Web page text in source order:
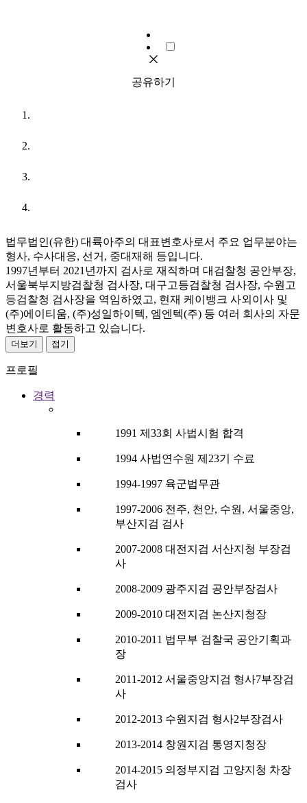
공유하기
법무법인(유한) 대륙아주의 대표변호사로서 주요 업무분야는
형사, 수사대응, 선거, 중대재해 등입니다.
1997년부터 2021년까지 검사로 재직하며 대검찰청 공안부장,
서울북부지방검찰청 검사장, 대구고등검찰청 검사장, 수원고
등검찰청 검사장을 역임하였고, 현재 케이뱅크 사외이사 및
(주)에이티움, (주)성일하이텍, 엠엔텍(주) 등 여러 회사의 자문
변호사로 활동하고 있습니다.
더보기 접기
프로필
경력
1991 제33회 사법시험 합격
1994 사법연수원 제23기 수료
1994-1997 육군법무관
1997-2006 전주, 천안, 수원, 서울중앙,
부산지검 검사
2007-2008 대전지검 서산지청 부장검
사
2008-2009 광주지검 공안부장검사
2009-2010 대전지검 논산지청장
2010-2011 법무부 검찰국 공안기획과
장
2011-2012 서울중앙지검 형사7부장검
사
2012-2013 수원지검 형사2부장검사
2013-2014 창원지검 통영지청장
2014-2015 의정부지검 고양지청 차장
검사